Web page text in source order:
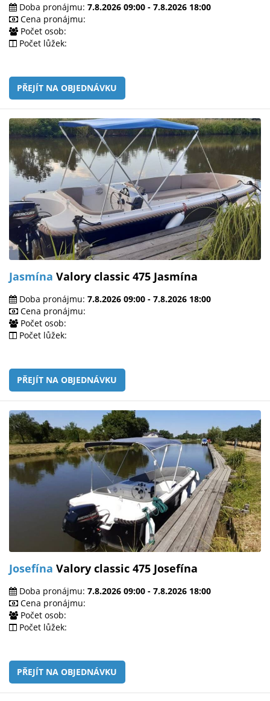
Doba pronájmu: 7.8.2026 09:00 - 7.8.2026 18:00
Cena pronájmu:
Počet osob:
Počet lůžek:
PŘEJÍT NA OBJEDNÁVKU
Jasmína Valory classic 475 Jasmína
Doba pronájmu: 7.8.2026 09:00 - 7.8.2026 18:00
Cena pronájmu:
Počet osob:
Počet lůžek:
PŘEJÍT NA OBJEDNÁVKU
Josefína Valory classic 475 Josefína
Doba pronájmu: 7.8.2026 09:00 - 7.8.2026 18:00
Cena pronájmu:
Počet osob:
Počet lůžek:
PŘEJÍT NA OBJEDNÁVKU
mailem.
objednat
poukaz